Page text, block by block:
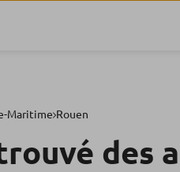
Maritime Rouen
des